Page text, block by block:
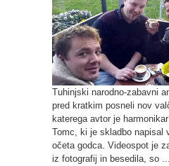
Tuhinjski narodno-zabavni
pred kratkim posneli nov
katerega avtor je
Tomc, ki je skladbo napisal
očeta godca. Videospot je
iz fotografij in besedila, so ...